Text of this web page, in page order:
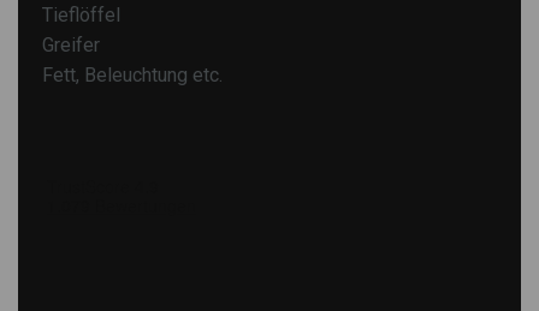
Tieflöffel
Greifer
Fett, Beleuchtung etc.